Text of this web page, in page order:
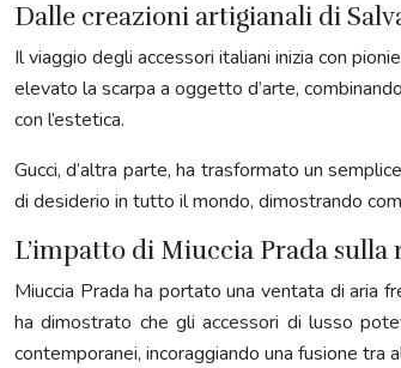
Dalle creazioni artigianali di
Il viaggio degli accessori italiani inizia con
elevato la scarpa a oggetto d’arte,
con l’estetica.
Gucci, d’altra parte, ha trasformato un
di desiderio in tutto il mondo, dimostrando
L’impatto di Miuccia Prada
Miuccia Prada ha portato una ventata di aria
ha dimostrato che gli accessori di lusso
contemporanei, incoraggiando una fusione tra